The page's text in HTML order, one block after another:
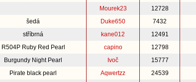
Mourek23 12728
šedá Duke650 7432
stříbrná kane012 12491
R504P Ruby Red Pearl capino 12798
Burgundy Night Pearl Ivoč 15777
Pirate black pearl Aqwertzz 24539